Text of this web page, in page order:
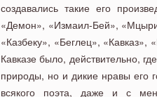
создавались такие его
«Демон», «Измаил-Бей»,
«Казбеку», «Беглец»,
Кавказе было, действительно,
природы, но и дикие нравы его
всякого поэта, даже и с